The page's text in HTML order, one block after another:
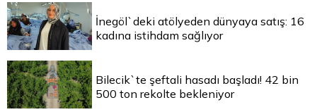
İnegöl`deki atölyeden dünyaya satış: 16
kadına istihdam sağlıyor
Bilecik`te şeftali hasadı başladı! 42 bin
500 ton rekolte bekleniyor